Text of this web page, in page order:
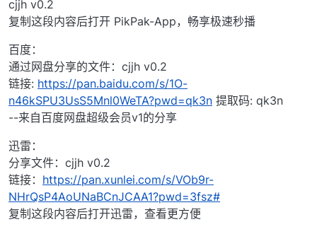
cjjh v0.2
复制这段内容后打开 PikPak-App，畅享极速秒播
百度：
通过网盘分享的文件：cjjh v0.2
链接: https://pan.baidu.com/s/1O-
n46kSPU3UsS5Mnl0WeTA?pwd=qk3n 提取码: qk3n
--来自百度网盘超级会员v1的分享
迅雷：
分享文件：cjjh v0.2
链接： https://pan.xunlei.com/s/VOb9r-
NHrQsP4AoUNaBCnJCAA1?pwd=3fsz#
复制这段内容后打开迅雷，查看更方便